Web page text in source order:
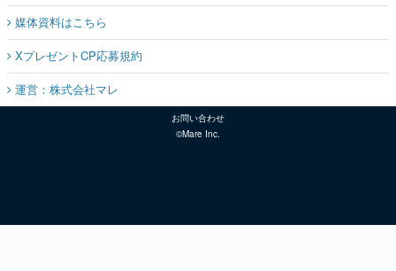
媒体資料はこちら
XプレゼントCP応募規約
運営：株式会社マレ
お問い合わせ
©Mare Inc.